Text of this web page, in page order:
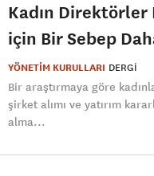
Kadın
için Bir Sebep
YÖNETİM KURULLARI DERGI
Bir araştırmaya göre
şirket alımı ve yatırım
alma...